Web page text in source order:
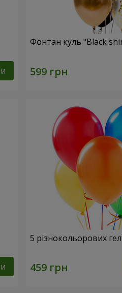
Фонтан куль "Black
5 різнокольорових